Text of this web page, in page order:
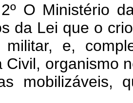
da
da Lei que o
militar, e,
Civil, organismo
mobilizáveis,